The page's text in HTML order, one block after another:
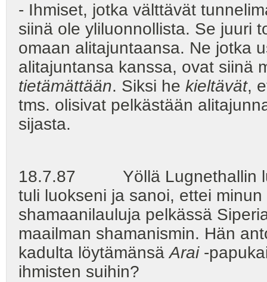
- Ihmiset, jotka välttävät
siinä ole yliluonnollista. Se juuri
omaan alitajuntaansa. Ne jotka
alitajuntansa kanssa, ovat siinä
tietämättään. Siksi he kieltävät,
tms. olisivat pelkästään
sijasta.
18.7.87 Yöllä Lugnethallin
tuli luokseni ja sanoi, ettei
shamaanilauluja pelkässä
maailman shamanismin. Hän
kadulta löytämänsäArai-
ihmisten suihin?